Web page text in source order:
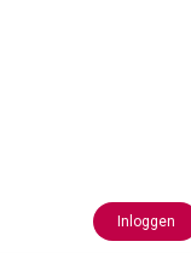
Inloggen